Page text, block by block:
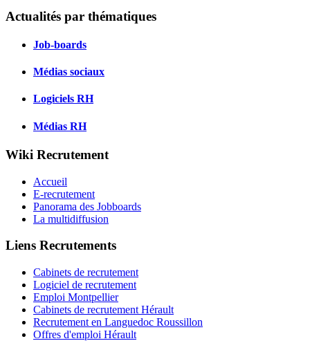
Actualités par thématiques
Job-boards
Médias sociaux
Logiciels RH
Médias RH
Wiki Recrutement
Accueil
E-recrutement
Panorama des Jobboards
La multidiffusion
Liens Recrutements
Cabinets de recrutement
Logiciel de recrutement
Emploi Montpellier
Cabinets de recrutement Hérault
Recrutement en Languedoc Roussillon
Offres d'emploi Hérault